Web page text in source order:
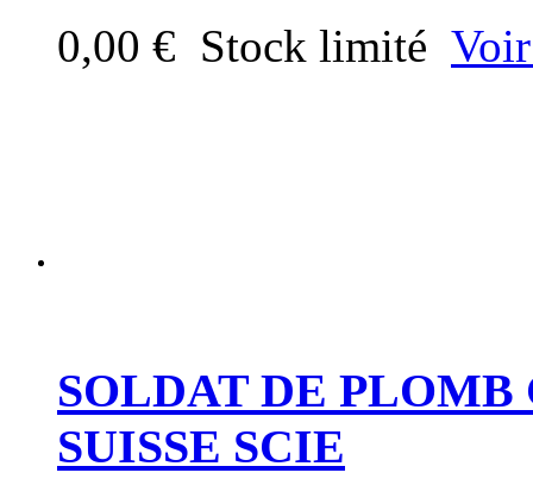
0,00 € Stock limité
SOLDAT DE PLOMB
SUISSE SCIE